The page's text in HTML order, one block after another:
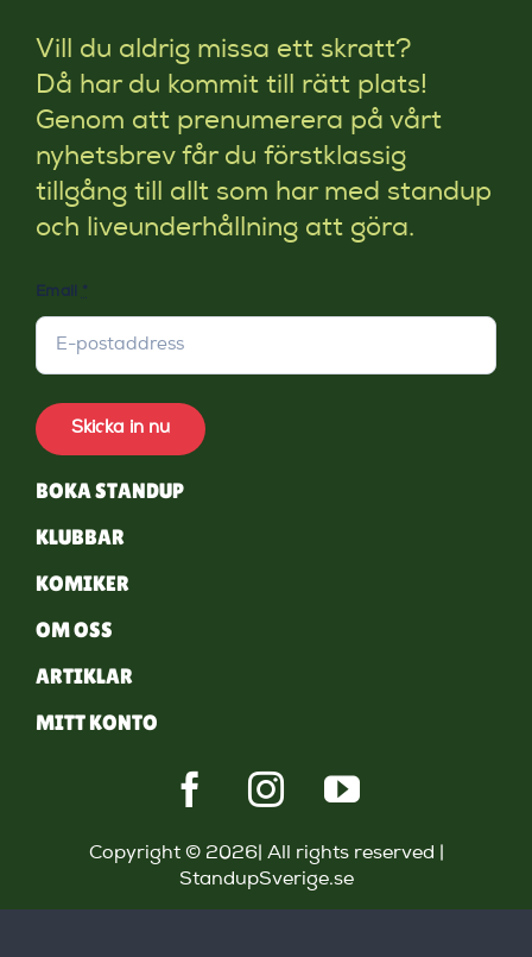
Vill du aldrig missa ett skratt?
Då har du kommit till rätt plats!
Genom att prenumerera på vårt
nyhetsbrev får du förstklassig
tillgång till allt som har med standup
och liveunderhållning att göra.
Email *
Skicka in nu
BOKA STANDUP
KLUBBAR
KOMIKER
OM OSS
ARTIKLAR
MITT KONTO
Copyright © 2026| All rights reserved |
StandupSverige.se